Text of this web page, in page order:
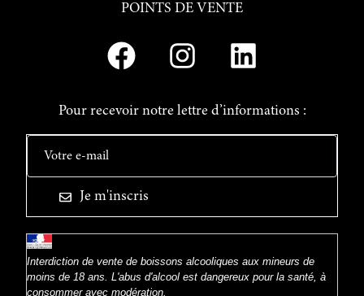
POINTS DE VENTE
Pour recevoir notre lettre d’informations :
Je m'inscris
Interdiction de vente de boissons alcooliques aux mineurs de
moins de 18 ans. L'abus d'alcool est dangereux pour la santé, à
consommer avec modération.